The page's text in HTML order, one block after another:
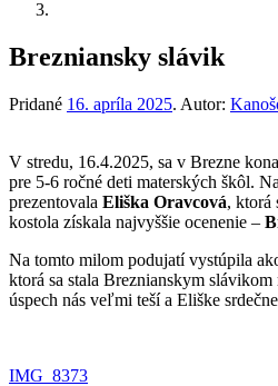
Brezniansky slávik
Pridané 16. apríla 2025. Autor:
V stredu, 16.4.2025, sa v Brezne
pre 5-6 ročné deti materských škôl.
prezentovala Eliška Oravcová, ktorá
kostola získala najvyššie ocenenie –
Na tomto milom podujatí vystúpila
ktorá sa stala Breznianskym
úspech nás veľmi teší a Eliške
IMG_8373